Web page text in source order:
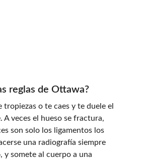
reglas de Ottawa?
tropiezas o te caes y te duele el
A veces el hueso se fractura,
son solo los ligamentos los
una radiografía siempre
y somete al cuerpo a una